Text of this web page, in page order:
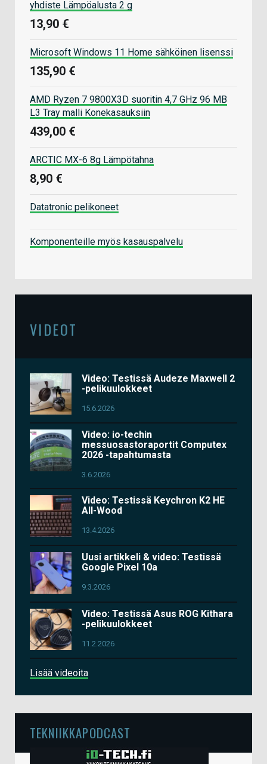
yhdiste Lämpöalusta 2 g
13,90 €
Microsoft Windows 11 Home sähköinen lisenssi
135,90 €
AMD Ryzen 7 9800X3D suoritin 4,7 GHz 96 MB
L3 Tray malli Konekasauksiin
439,00 €
ARCTIC MX-6 8g Lämpötahna
8,90 €
Datatronic pelikoneet
Komponenteille myös kasauspalvelu
VIDEOT
Video: Testissä Audeze Maxwell 2
-pelikuulokkeet
15.6.2026
Video: io-techin
messuosastoraportit Computex
2026 -tapahtumasta
3.6.2026
Video: Testissä Keychron K2 HE
All-Wood
13.4.2026
Uusi artikkeli & video: Testissä
Google Pixel 10a
9.3.2026
Video: Testissä Asus ROG Kithara
-pelikuulokkeet
11.2.2026
Lisää videoita
TEKNIIKKAPODCAST